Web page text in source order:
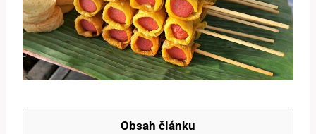
Obsah článku